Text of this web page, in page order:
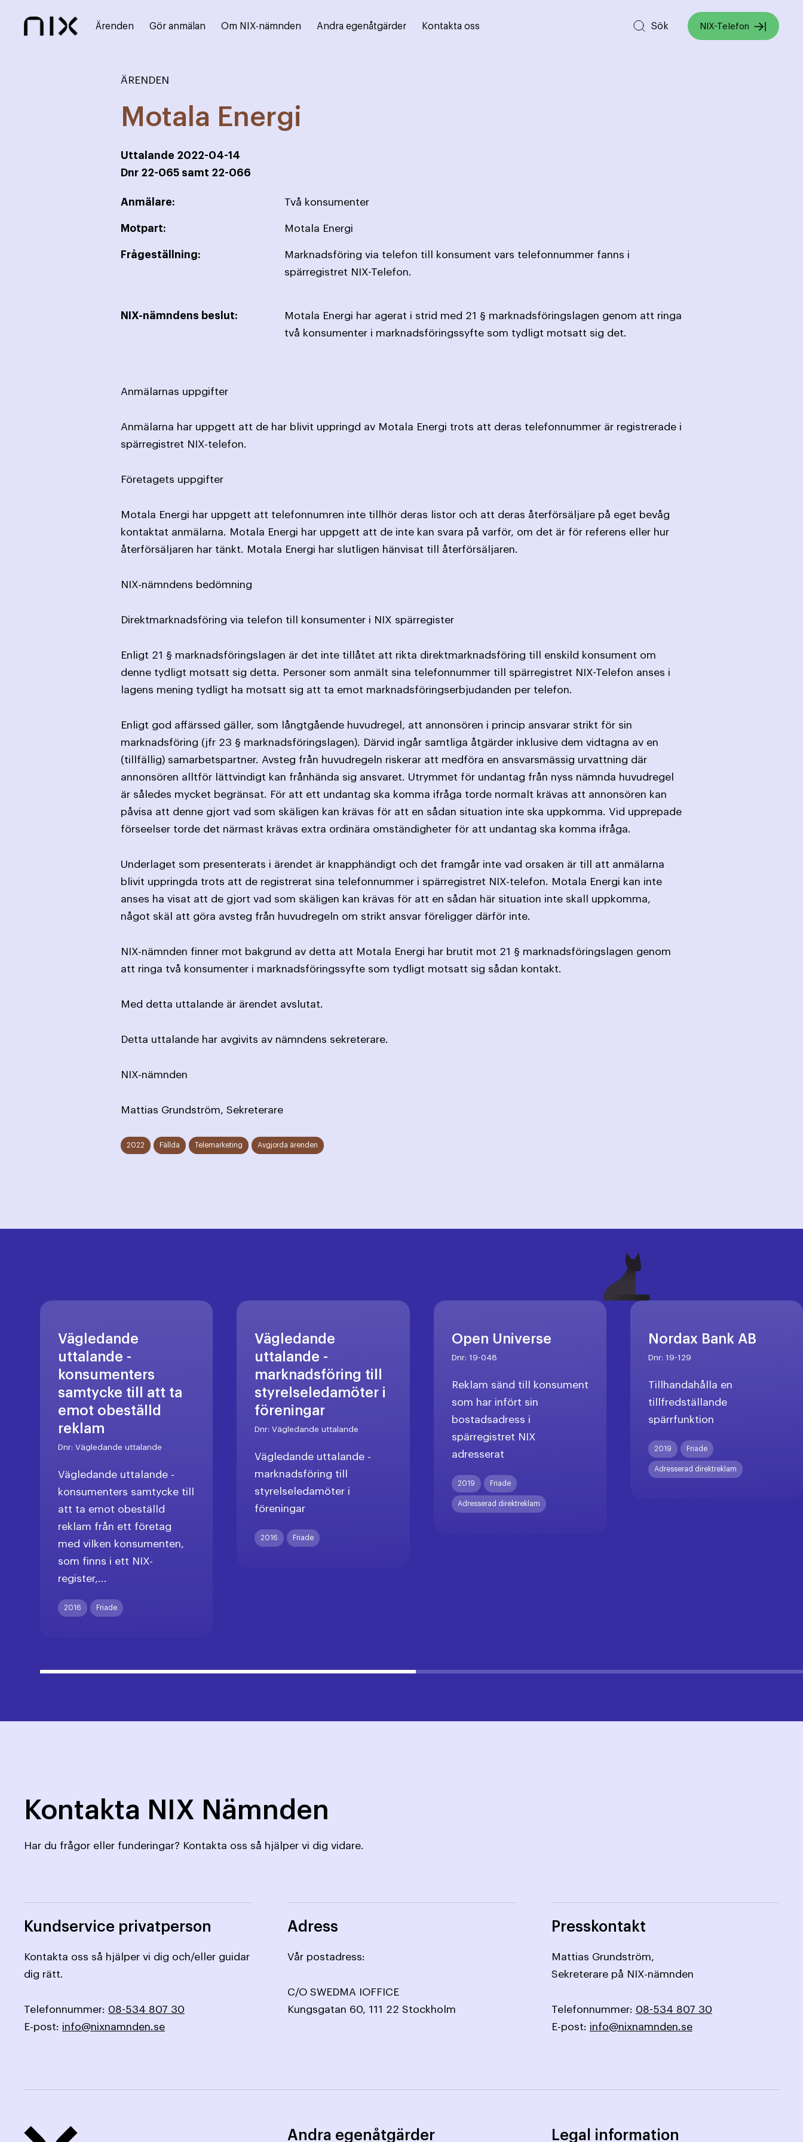
Ärenden Gör anmälan Om NIX-nämnden Andra egenåtgärder Kontakta oss Sök NIX-Telefon
ÄRENDEN
Motala Energi
Uttalande 2022-04-14
Dnr 22-065 samt 22-066
Anmälare: Två konsumenter
Motpart: Motala Energi
Frågeställning:
Marknadsföring via telefon till konsument vars telefonnummer fanns i
spärregistret NIX-Telefon.
NIX-nämndens beslut:
Motala Energi har agerat i strid med 21 § marknadsföringslagen genom att ringa
två konsumenter i marknadsföringssyfte som tydligt motsatt sig det.
Anmälarnas uppgifter
Anmälarna har uppgett att de har blivit uppringd av Motala Energi trots att deras telefonnummer är registrerade i
spärregistret NIX-telefon.
Företagets uppgifter
Motala Energi har uppgett att telefonnumren inte tillhör deras listor och att deras återförsäljare på eget bevåg
kontaktat anmälarna. Motala Energi har uppgett att de inte kan svara på varför, om det är för referens eller hur
återförsäljaren har tänkt. Motala Energi har slutligen hänvisat till återförsäljaren.
NIX-nämndens bedömning
Direktmarknadsföring via telefon till konsumenter i NIX spärregister
Enligt 21 § marknadsföringslagen är det inte tillåtet att rikta direktmarknadsföring till enskild konsument om
denne tydligt motsatt sig detta. Personer som anmält sina telefonnummer till spärregistret NIX-Telefon anses i
lagens mening tydligt ha motsatt sig att ta emot marknads­föringserbjudanden per telefon.
Enligt god affärssed gäller, som långtgående huvudregel, att annonsören i princip ansvarar strikt för sin
marknadsföring (jfr 23 § marknadsföringslagen). Därvid ingår samtliga åtgärder inklusive dem vidtagna av en
(tillfällig) samarbetspartner. Avsteg från huvudregeln riskerar att medföra en ansvarsmässig urvattning där
annonsören alltför lättvindigt kan frånhända sig ansvaret. Utrymmet för undantag från nyss nämnda huvudregel
är således mycket begränsat. För att ett undantag ska komma ifråga torde normalt krävas att annonsören kan
påvisa att denne gjort vad som skäligen kan krävas för att en sådan situation inte ska uppkomma. Vid upprepade
förseelser torde det närmast krävas extra ordinära omständigheter för att undantag ska komma ifråga.
Underlaget som presenterats i ärendet är knapphändigt och det framgår inte vad orsaken är till att anmälarna
blivit uppringda trots att de registrerat sina telefonnummer i spärregistret NIX-telefon. Motala Energi kan inte
anses ha visat att de gjort vad som skäligen kan krävas för att en sådan här situation inte skall uppkomma,
något skäl att göra avsteg från huvudregeln om strikt ansvar föreligger därför inte.
NIX-nämnden finner mot bakgrund av detta att Motala Energi har brutit mot 21 § marknadsföringslagen genom
att ringa två konsumenter i marknadsföringssyfte som tydligt motsatt sig sådan kontakt.
Med detta uttalande är ärendet avslutat.
Detta uttalande har avgivits av nämndens sekreterare.
NIX-nämnden
Mattias Grundström, Sekreterare
2022 Fällda Telemarketing Avgjorda ärenden
Vägledande
uttalande -
konsumenters
samtycke till att ta
emot obeställd
reklam
Dnr:Vägledande uttalande
Vägledande uttalande -
konsumenters samtycke till
att ta emot obeställd
reklam från ett företag
med vilken konsumenten,
som finns i ett NIX-
register,...
2016 Friade
Vägledande
uttalande -
marknadsföring till
styrelseledamöter i
föreningar
Dnr:Vägledande uttalande
Vägledande uttalande -
marknadsföring till
styrelseledamöter i
föreningar
2016 Friade
Open Universe
Dnr: 19-048
Reklam sänd till konsument
som har infört sin
bostadsadress i
spärregistret NIX
adresserat
2019 Friade
Adresserad direktreklam
Nordax Bank AB
Dnr: 19-129
Tillhandahålla en
tillfredställande
spärrfunktion
2019 Friade
Adresserad direktreklam
Kontakta NIX Nämnden
Har du frågor eller funderingar? Kontakta oss så hjälper vi dig vidare.
Kundservice privatperson
Kontakta oss så hjälper vi dig och/eller guidar
dig rätt.
Telefonnummer: 08-534 807 30
E-post: info@nixnamnden.se
Adress
Vår postadress:
C/O SWEDMA IOFFICE
Kungsgatan 60, 111 22 Stockholm
Presskontakt
Mattias Grundström,
Sekreterare på NIX-nämnden
Telefonnummer: 08-534 807 30
E-post: info@nixnamnden.se
Andra egenåtgärder Legal information